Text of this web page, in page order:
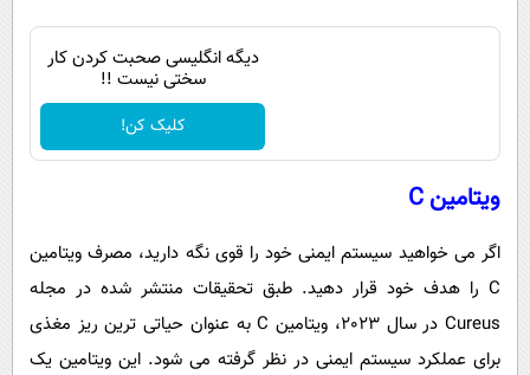
دیگه انگلیسی صحبت کردن کار
سختی نیست !!
کلیک کن!
ویتامین C
اگر می خواهید سیستم ایمنی خود را قوی نگه دارید، مصرف ویتامین
C را هدف خود قرار دهید. طبق تحقیقات منتشر شده در مجله
Cureus در سال 2023، ویتامین C به عنوان حیاتی ترین ریز مغذی
برای عملکرد سیستم ایمنی در نظر گرفته می شود. این ویتامین یک